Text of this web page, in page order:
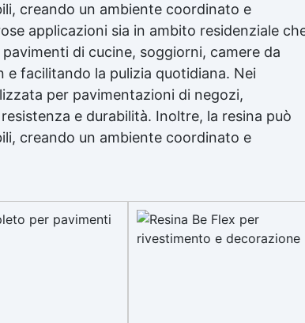
creando un ambiente coordinato e
applicazioni sia in ambito residenziale
di cucine, soggiorni, camere da
facilitando la pulizia quotidiana. Nei
per pavimentazioni di negozi,
e durabilità. Inoltre, la resina può
creando un ambiente coordinato e